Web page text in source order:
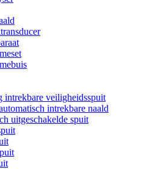
intrekbare veiligheidsspuit
intrekbare naald
uitgeschakelde spuit